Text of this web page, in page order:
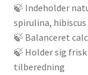
🍃 Indeholder
spirulina,
🍃 Balanceret
🍃 Holder sig
tilberedning